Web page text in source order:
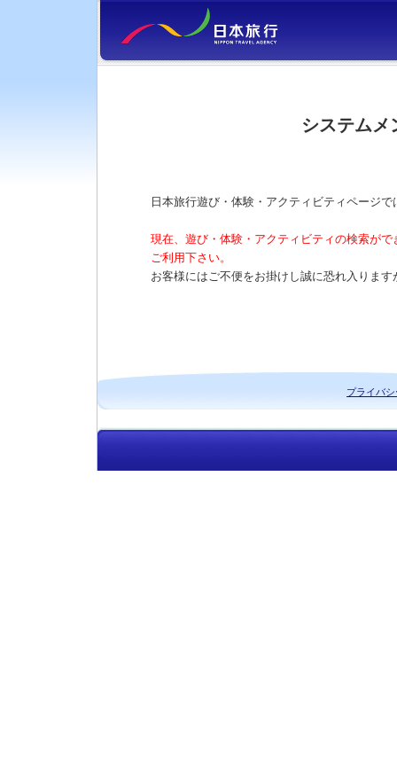
システムメ
日本旅行遊び・体験・アクティビティページ
現在、遊び・体験・アクティビティの検索が
ご利用下さい。
お客様にはご不便をお掛けし誠に恐れ入りま
プライバ